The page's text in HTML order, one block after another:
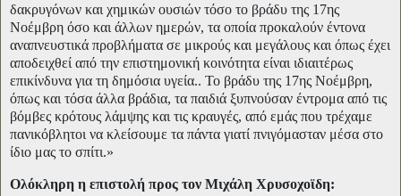
δακρυγόνων και χημικών ουσιών τόσο το βράδυ της 17ης
Νοέμβρη όσο και άλλων ημερών, τα οποία προκαλούν έντονα
αναπνευστικά προβλήματα σε μικρούς και μεγάλους και όπως έχει
αποδειχθεί από την επιστημονική κοινότητα είναι ιδιαιτέρως
επικίνδυνα για τη δημόσια υγεία.. Το βράδυ της 17ης Νοέμβρη,
όπως και τόσα άλλα βράδια, τα παιδιά ξυπνούσαν έντρομα από τις
βόμβες κρότους λάμψης και τις κραυγές, από εμάς που τρέχαμε
πανικόβλητοι να κλείσουμε τα πάντα γιατί πνιγόμασταν μέσα στο
ίδιο μας το σπίτι.»
Ολόκληρη η επιστολή προς τον Μιχάλη Χρυσοχοϊδη: